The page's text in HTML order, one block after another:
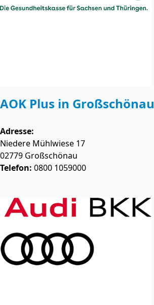
AOK Plus in Großschönau
Adresse:
Niedere Mühlwiese 17
02779 Großschönau
Telefon: 0800 1059000